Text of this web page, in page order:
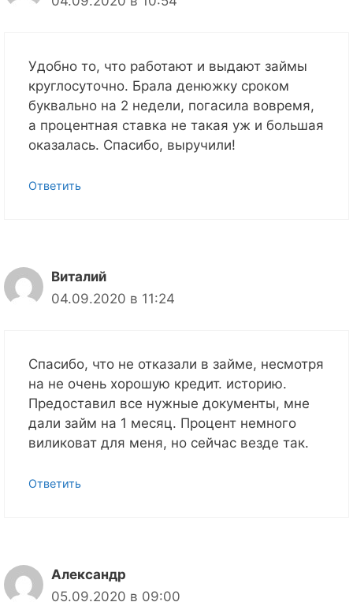
Удобно то, что работают и выдают займы
круглосуточно. Брала денюжку сроком
буквально на 2 недели, погасила вовремя,
а процентная ставка не такая уж и большая
оказалась. Спасибо, выручили!
Ответить
Виталий
04.09.2020 в 11:24
Спасибо, что не отказали в займе, несмотря
на не очень хорошую кредит. историю.
Предоставил все нужные документы, мне
дали займ на 1 месяц. Процент немного
виликоват для меня, но сейчас везде так.
Ответить
Александр
05.09.2020 в 09:00